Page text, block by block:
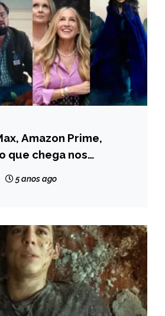
Amazon Prime,
que chega nos
5 anos ago